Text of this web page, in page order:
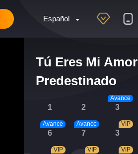
Español
Tú Eres Mi Amor
Predestinado
1 2 3
Avance
6
Avance
7
Avance
3
VIP
VIP VIP VIP